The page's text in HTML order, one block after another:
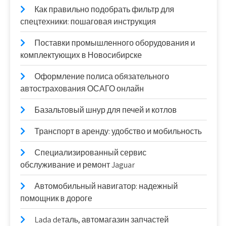
Как правильно подобрать фильтр для
спецтехники: пошаговая инструкция
Поставки промышленного оборудования и
комплектующих в Новосибирске
Оформление полиса обязательного
автострахования ОСАГО онлайн
Базальтовый шнур для печей и котлов
Транспорт в аренду: удобство и мобильность
Специализированный сервис
обслуживание и ремонт Jaguar
Автомобильный навигатор: надежный
помощник в дороге
Lada deталь, автомагазин запчастей